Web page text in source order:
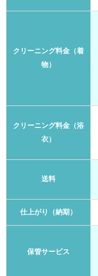
クリーニング料金（着
物）
クリーニング料金（浴
衣）
送料
仕上がり（納期）
保管サービス